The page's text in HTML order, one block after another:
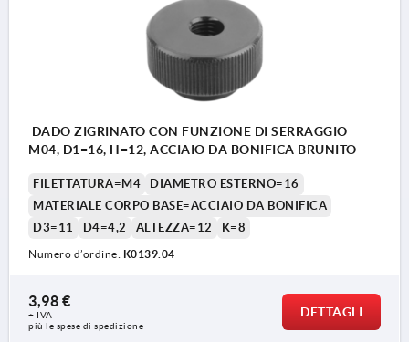
DADO ZIGRINATO CON FUNZIONE DI SERRAGGIO
M04, D1=16, H=12, ACCIAIO DA BONIFICA BRUNITO
FILETTATURA=M4
DIAMETRO ESTERNO=16
MATERIALE CORPO BASE=ACCIAIO DA BONIFICA
D3=11
D4=4,2 ALTEZZA=12 K=8
Numero d’ordine: K0139.04
3,98 €
+ IVA
più le spese di spedizione
DETTAGLI